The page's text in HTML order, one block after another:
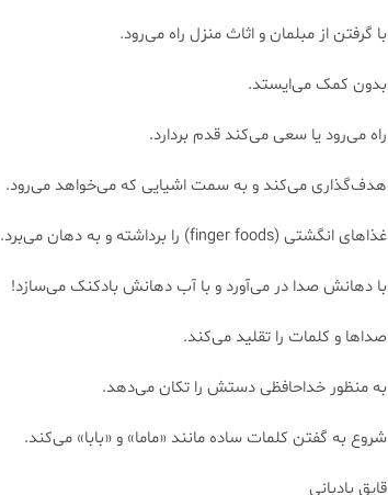
با گرفتن از مبلمان و اثاث منزل راه می‌رود.
بدون کمک می‌ایستد.
راه می‌رود یا سعی می‌کند قدم بردارد.
هدف‌گذاری می‌کند و به سمت اشیایی که می‌خواهد می‌رود.
غذاهای انگشتی (finger foods) را برداشته و به دهان می‌برد.
با دهانش صدا در می‌آورد و با آب دهانش بادکنک می‌سازد!
صداها و کلمات را تقلید می‌کند.
به منظور خداحافظی دستش را تکان می‌دهد.
شروع به گفتن کلمات ساده مانند «ماما» و «بابا» می‌کند.
قایق بادبانی